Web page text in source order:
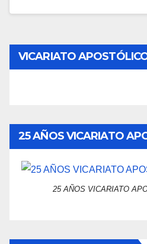
VICARIATO
25 AÑOS VICARIATO
25 AÑOS VICARIATO